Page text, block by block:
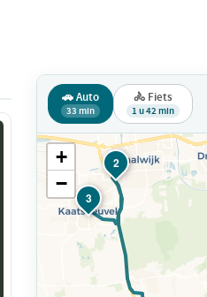
🚗 Auto
33 min
🚴 Fiets
1 u 42 min
2
3
+
−